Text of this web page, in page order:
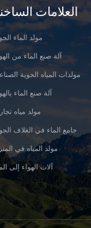
العلامات
مولد الماء
آلة صنع الماء من
مولدات المياه الجوية
آلة صنع الماء
مولد مياه
جامع الماء في الغلاف
مولد المياه في
آلات الهواء إلى